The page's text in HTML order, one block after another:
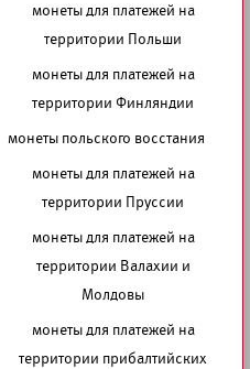
монеты для платежей на
территории Польши
монеты для платежей на
территории Финляндии
монеты польского восстания
монеты для платежей на
территории Пруссии
монеты для платежей на
территории Валахии и
Молдовы
монеты для платежей на
территории прибалтийских